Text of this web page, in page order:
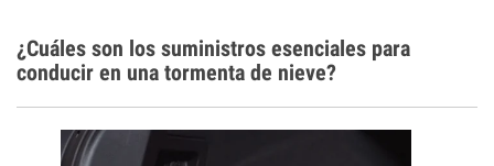
¿Cuáles son los suministros esenciales para
conducir en una tormenta de nieve?